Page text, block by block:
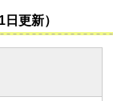
更新）